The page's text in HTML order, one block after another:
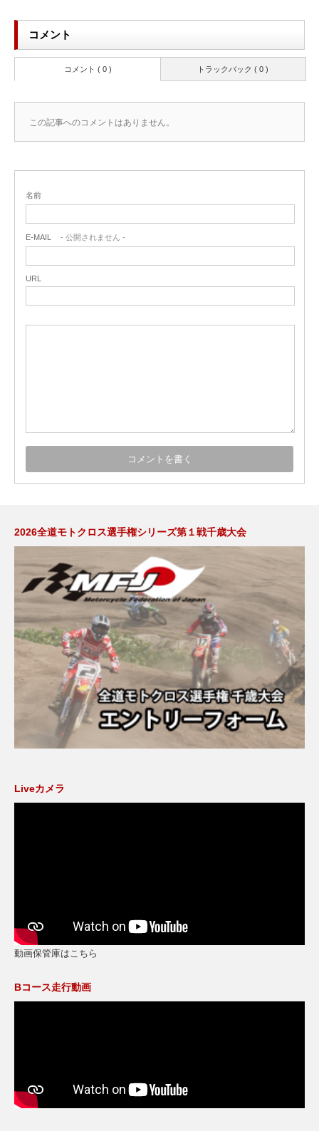
コメント
トラックバック ( 0 )
コメント ( 0 )
この記事へのコメントはありません。
名前
E-MAIL - 公開されません -
URL
2026全道モトクロス選手権シリーズ第１戦千歳大会
Liveカメラ
動画保管庫はこちら
Bコース走行動画